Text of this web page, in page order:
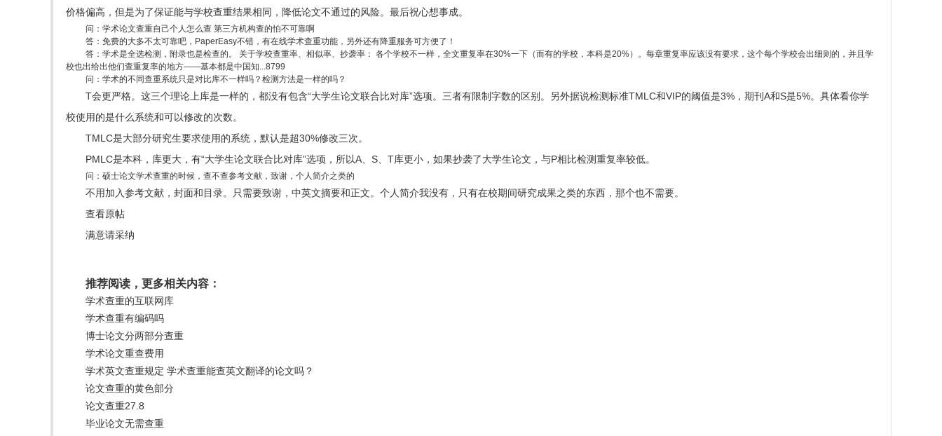
价格偏高，但是为了保证能与学校查重结果相同，降低论文不通过的风险。最后祝心想事成。
问：学术论文查重自己个人怎么查 第三方机构查的怕不可靠啊
答：免费的大多不太可靠吧，PaperEasy不错，有在线学术查重功能，另外还有降重服务可方便了！
答：学术是全选检测，附录也是检查的。 关于学校查重率、相似率、抄袭率： 各个学校不一样，全文重复率在30%一下（而有的学校，本科是20%）。每章重复率应该没有要求，这个每个学校会出细则的，并且学
校也出给出他们查重复率的地方——基本都是中国知...8799
问：学术的不同查重系统只是对比库不一样吗？检测方法是一样的吗？
T会更严格。这三个理论上库是一样的，都没有包含“大学生论文联合比对库”选项。三者有限制字数的区别。另外据说检测标准TMLC和VIP的阈值是3%，期刊A和S是5%。具体看你学
校使用的是什么系统和可以修改的次数。
TMLC是大部分研究生要求使用的系统，默认是超30%修改三次。
PMLC是本科，库更大，有“大学生论文联合比对库”选项，所以A、S、T库更小，如果抄袭了大学生论文，与P相比检测重复率较低。
问：硕士论文学术查重的时候，查不查参考文献，致谢，个人简介之类的
不用加入参考文献，封面和目录。只需要致谢，中英文摘要和正文。个人简介我没有，只有在校期间研究成果之类的东西，那个也不需要。
查看原帖
满意请采纳
推荐阅读，更多相关内容：
学术查重的互联网库
学术查重有编码吗
博士论文分两部分查重
学术论文重查费用
学术英文查重规定 学术查重能查英文翻译的论文吗？
论文查重的黄色部分
论文查重27.8
毕业论文无需查重